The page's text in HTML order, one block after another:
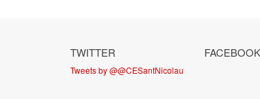
TWITTER
Tweets by @@CESantNicolau
FACEBOOK